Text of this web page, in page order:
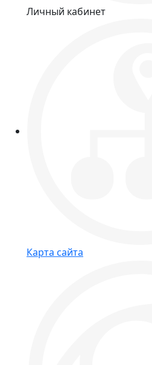
Личный кабинет
Карта сайта